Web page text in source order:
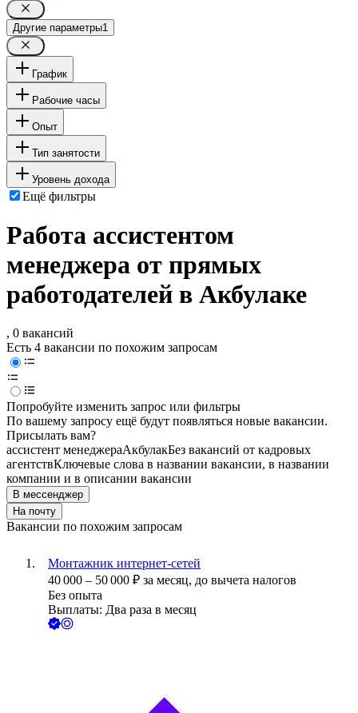
Другие параметры1
График
Рабочие часы
Опыт
Тип занятости
Уровень дохода
Ещё фильтры
Работа ассистентом
менеджера от прямых
работодателей в Акбулаке
, 0 вакансий
Есть 4 вакансии по похожим запросам
Попробуйте изменить запрос или фильтры
По вашему запросу ещё будут появляться новые вакансии.
Присылать вам?
ассистент менеджераАкбулакБез вакансий от кадровых
агентствКлючевые слова в названии вакансии, в названии
компании и в описании вакансии
В мессенджер
На почту
Вакансии по похожим запросам
Монтажник интернет-сетей
40 000 – 50 000 ₽ за месяц, до вычета налогов
Без опыта
Выплаты: Два раза в месяц